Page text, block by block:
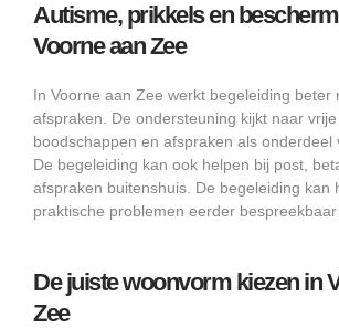
Autisme, prikkels en
Voorne aan Zee
In Voorne aan Zee werkt begeleiding beter
afspraken. De ondersteuning kijkt naar vrije
boodschappen en afspraken als onderdeel
De begeleiding kan ook helpen bij post,
afspraken buitenshuis. De begeleiding kan
praktische problemen eerder
De juiste woonvorm kiezen in
Zee